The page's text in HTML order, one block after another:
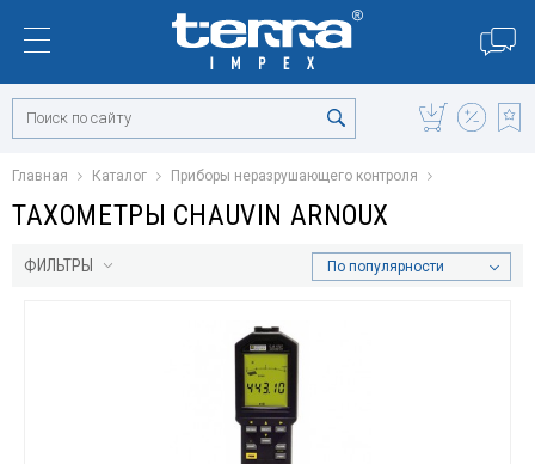
Главная Каталог Приборы неразрушающего контроля
ТАХОМЕТРЫ CHAUVIN ARNOUX
ФИЛЬТРЫ По популярности